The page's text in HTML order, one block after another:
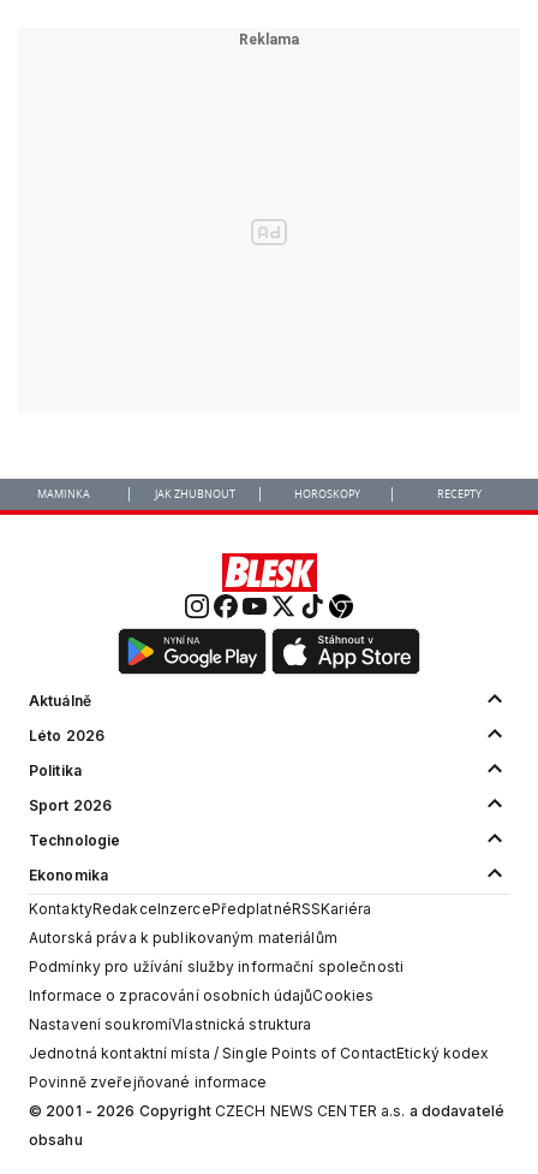
MAMINKA JAK ZHUBNOUT HOROSKOPY RECEPTY
Aktuálně
Léto 2026
Politika
Sport 2026
Technologie
Ekonomika
KontaktyRedakceInzercePředplatnéRSSKariéra
Autorská práva k publikovaným materiálům
Podmínky pro užívání služby informační společnosti
Informace o zpracování osobních údajůCookies
Nastavení soukromíVlastnická struktura
Jednotná kontaktní místa / Single Points of ContactEtický kodex
Povinně zveřejňované informace
© 2001 - 2026 Copyright CZECH NEWS CENTER a.s. a dodavatelé
obsahu